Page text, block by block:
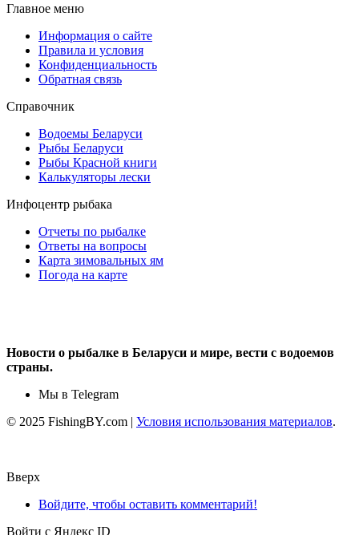
Главное меню
Информация о сайте
Правила и условия
Конфиденциальность
Обратная связь
Справочник
Водоемы Беларуси
Рыбы Беларуси
Рыбы Красной книги
Калькуляторы лески
Инфоцентр рыбака
Отчеты по рыбалке
Ответы на вопросы
Карта зимовальных ям
Погода на карте
Новости о рыбалке в Беларуси и мире, вести с водоемов
страны.
Мы в Telegram
© 2025 FishingBY.com | Условия использования материалов.
Вверх
Войдите, чтобы оставить комментарий!
Войти с Яндекс ID